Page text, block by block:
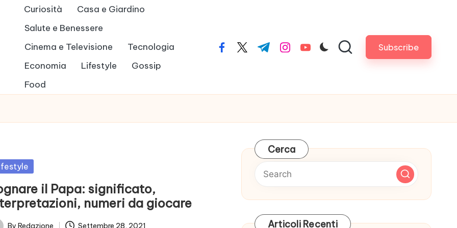
Curiosità
Casa e Giardino
Salute e Benessere
Cinema e Televisione
Tecnologia
Economia
Lifestyle
Gossip
Food
facebook.com
twitter.com
t.me instagram.com
youtube.com Subscribe
il Papa: significato,
numeri da giocare
By Redazione Settembre 28, 2021
Cerca
Articoli Recenti